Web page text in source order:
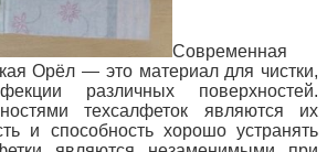
Современная
Орёл — это материал для чистки,
различных поверхностей.
техсалфеток являются их
и способность хорошо устранять